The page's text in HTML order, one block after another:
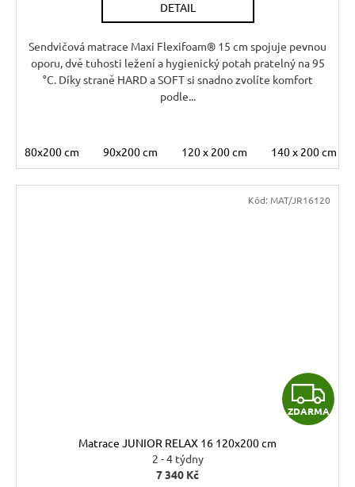
DETAIL
Sendvičová matrace Maxi Flexifoam® 15 cm spojuje pevnou
oporu, dvě tuhosti ležení a hygienický potah pratelný na 95
°C. Díky straně HARD a SOFT si snadno zvolíte komfort
podle...
80x200 cm 90x200 cm 120 x 200 cm 140 x 200 cm
Z
D
ZDARMA
Matrace JUNIOR RELAX 16 120x200 cm
2 - 4 týdny
7 340 Kč
Kód: MAT/JR16120